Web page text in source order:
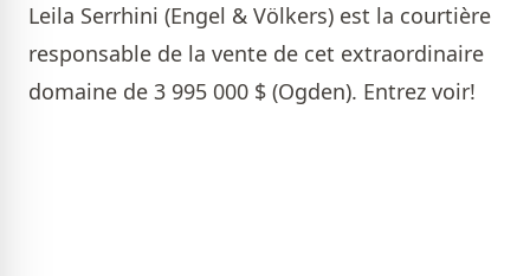
Leila Serrhini (Engel & Völkers) est la courtière
responsable de la vente de cet extraordinaire
domaine de 3 995 000 $ (Ogden). Entrez voir!